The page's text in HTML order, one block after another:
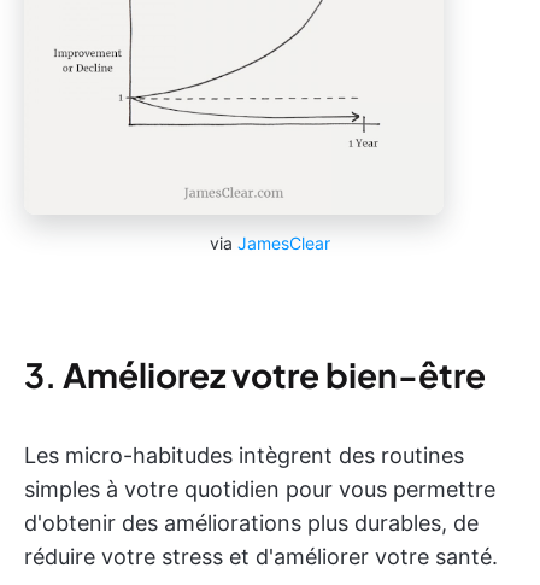
via JamesClear
3. Améliorez votre bien-être
Les micro-habitudes intègrent des routines
simples à votre quotidien pour vous permettre
d'obtenir des améliorations plus durables, de
réduire votre stress et d'améliorer votre santé.